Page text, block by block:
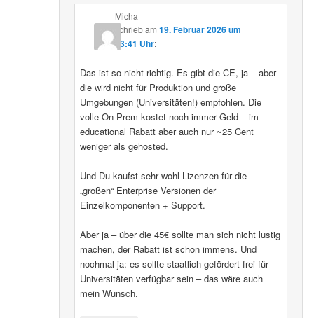
Micha
schriebam 19. Februar 2026 um
13:41 Uhr:
Das ist so nicht richtig. Es gibt die CE, ja – aber
die wird nicht für Produktion und große
Umgebungen (Universitäten!) empfohlen. Die
volle On-Prem kostet noch immer Geld – im
educational Rabatt aber auch nur ~25 Cent
weniger als gehosted.
Und Du kaufst sehr wohl Lizenzen für die
„großen“ Enterprise Versionen der
Einzelkomponenten + Support.
Aber ja – über die 45€ sollte man sich nicht lustig
machen, der Rabatt ist schon immens. Und
nochmal ja: es sollte staatlich gefördert frei für
Universitäten verfügbar sein – das wäre auch
mein Wunsch.